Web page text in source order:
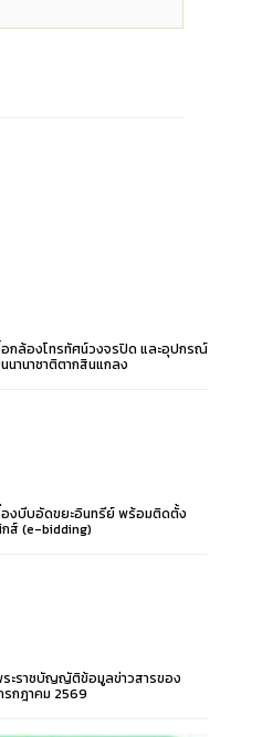
อกล้องโทรทัศน์วงจรปิด และอุปกรณ์
านาชาติตากสินแกลง
องบีบอัดขยะอินทรีย์ พร้อมติดตั้ง
ส์ (e-bidding)
ระราชบัญญัติข้อมูลข่าวสารของ
รกฎาคม 2569